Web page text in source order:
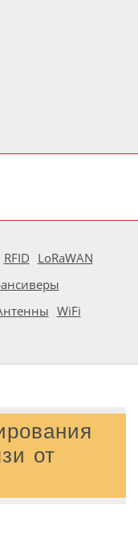
RFID LoRaWAN
WiFi
от